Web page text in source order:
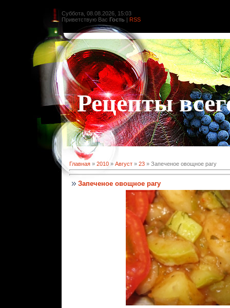
Суббота, 08.08.2026, 15:03
Приветствую Вас Гость | RSS
Рецепты
Главная » 2010 » Август » 23 » Запеченое овощное рагу
Запеченое овощное рагу